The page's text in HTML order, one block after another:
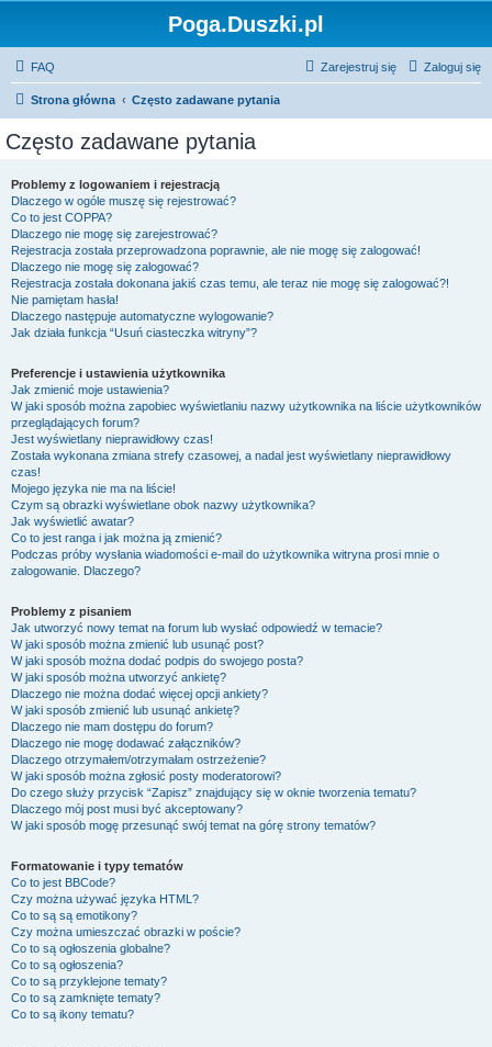
Poga.Duszki.pl
FAQ Zaloguj się
Zarejestruj się
Strona główna Często zadawane pytania
Często zadawane pytania
Problemy z logowaniem i rejestracją
Dlaczego w ogóle muszę się rejestrować?
Co to jest COPPA?
Dlaczego nie mogę się zarejestrować?
Rejestracja została przeprowadzona poprawnie, ale nie mogę się zalogować!
Dlaczego nie mogę się zalogować?
Rejestracja została dokonana jakiś czas temu, ale teraz nie mogę się zalogować?!
Nie pamiętam hasła!
Dlaczego następuje automatyczne wylogowanie?
Jak działa funkcja “Usuń ciasteczka witryny”?
Preferencje i ustawienia użytkownika
Jak zmienić moje ustawienia?
W jaki sposób można zapobiec wyświetlaniu nazwy użytkownika na liście użytkowników
przeglądających forum?
Jest wyświetlany nieprawidłowy czas!
Została wykonana zmiana strefy czasowej, a nadal jest wyświetlany nieprawidłowy
czas!
Mojego języka nie ma na liście!
Czym są obrazki wyświetlane obok nazwy użytkownika?
Jak wyświetlić awatar?
Co to jest ranga i jak można ją zmienić?
Podczas próby wysłania wiadomości e-mail do użytkownika witryna prosi mnie o
zalogowanie. Dlaczego?
Problemy z pisaniem
Jak utworzyć nowy temat na forum lub wysłać odpowiedź w temacie?
W jaki sposób można zmienić lub usunąć post?
W jaki sposób można dodać podpis do swojego posta?
W jaki sposób można utworzyć ankietę?
Dlaczego nie można dodać więcej opcji ankiety?
W jaki sposób zmienić lub usunąć ankietę?
Dlaczego nie mam dostępu do forum?
Dlaczego nie mogę dodawać załączników?
Dlaczego otrzymałem/otrzymałam ostrzeżenie?
W jaki sposób można zgłosić posty moderatorowi?
Do czego służy przycisk “Zapisz” znajdujący się w oknie tworzenia tematu?
Dlaczego mój post musi być akceptowany?
W jaki sposób mogę przesunąć swój temat na górę strony tematów?
Formatowanie i typy tematów
Co to jest BBCode?
Czy można używać języka HTML?
Co to są są emotikony?
Czy można umieszczać obrazki w poście?
Co to są ogłoszenia globalne?
Co to są ogłoszenia?
Co to są przyklejone tematy?
Co to są zamknięte tematy?
Co to są ikony tematu?